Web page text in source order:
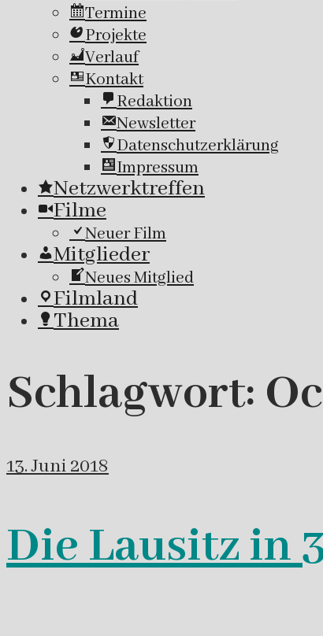
Termine
Projekte
Verlauf
Kontakt
Redaktion
Newsletter
Datenschutzerklärung
Impressum
Netzwerktreffen
Filme
Neuer Film
Mitglieder
Neues Mitglied
Filmland
Thema
Schlagwort:
13. Juni 2018
Die Lausitz in